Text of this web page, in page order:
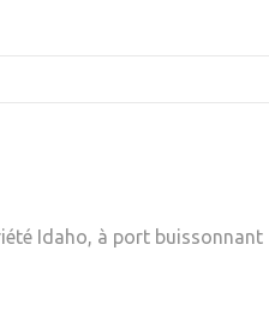
Idaho, à port buissonnant